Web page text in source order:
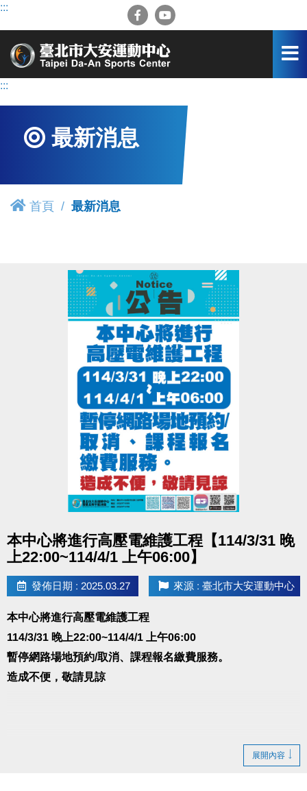
跳
容
:::
:::
最新消息
首頁 最新消息
本中心將進行高壓電維護工程【114/3/31 晚
上22:00~114/4/1 上午06:00】
發佈日期 : 2025.03.27 來源 : 臺北市大安運動中心
本中心將進行高壓電維護工程
114/3/31 晚上22:00~114/4/1 上午06:00
暫停網路場地預約/取消、課程報名繳費服務。
造成不便，敬請見諒
展開內容